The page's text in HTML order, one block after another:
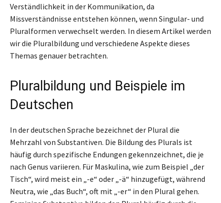
Verständlichkeit in der Kommunikation, da
Missverständnisse entstehen können, wenn Singular- und
Pluralformen verwechselt werden. In diesem Artikel werden
wir die Pluralbildung und verschiedene Aspekte dieses
Themas genauer betrachten.
Pluralbildung und Beispiele im
Deutschen
In der deutschen Sprache bezeichnet der Plural die
Mehrzahl von Substantiven. Die Bildung des Plurals ist
häufig durch spezifische Endungen gekennzeichnet, die je
nach Genus variieren. Für Maskulina, wie zum Beispiel „der
Tisch“, wird meist ein „-e“ oder „-ä“ hinzugefügt, während
Neutra, wie „das Buch“, oft mit „-er“ in den Plural gehen.